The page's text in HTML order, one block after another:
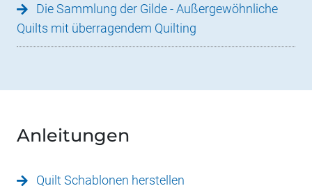
Die Sammlung der Gilde - Außergewöhnliche
Quilts mit überragendem Quilting
Anleitungen
Quilt Schablonen herstellen